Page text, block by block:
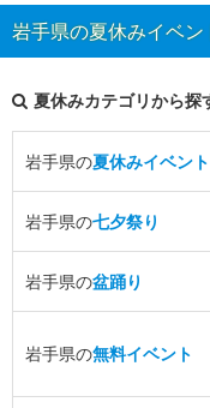
岩手県の夏休みイベ
夏休みカテゴリから探
岩手県の夏休みイベント
岩手県の七夕祭り
岩手県の盆踊り
岩手県の無料イベント